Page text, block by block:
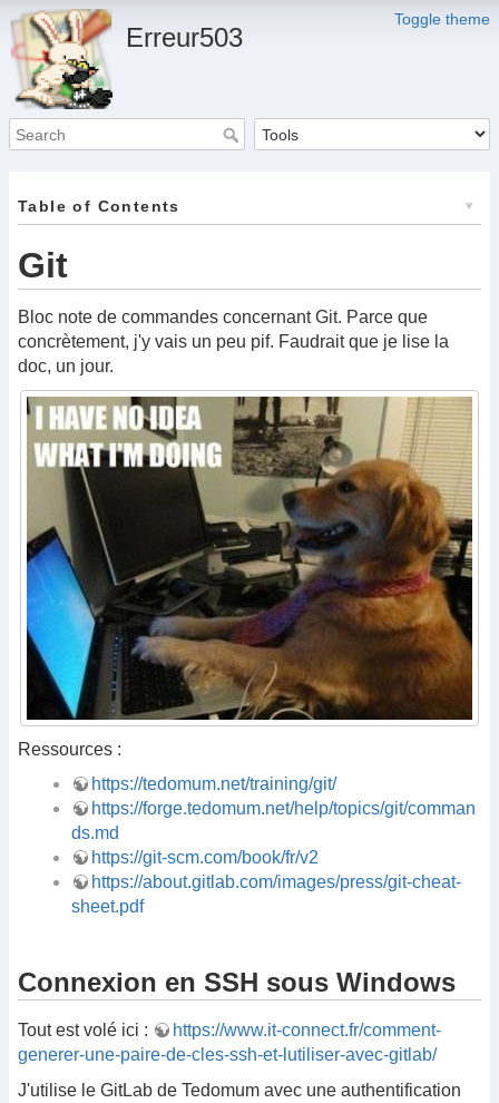
Toggle theme
Erreur503
Table of Contents
Git
Bloc note de commandes concernant Git. Parce que
concrètement, j'y vais un peu pif. Faudrait que je lise la
doc, un jour.
Ressources :
https://tedomum.net/training/git/
https://forge.tedomum.net/help/topics/git/comman
ds.md
https://git-scm.com/book/fr/v2
https://about.gitlab.com/images/press/git-cheat-
sheet.pdf
Connexion en SSH sous Windows
Tout est volé ici :
https://www.it-connect.fr/comment-
generer-une-paire-de-cles-ssh-et-lutiliser-avec-gitlab/
J'utilise le GitLab de Tedomum avec une authentification